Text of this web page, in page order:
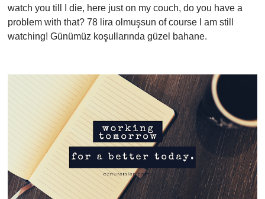
watch you till I die, here just on my couch, do you have a
problem with that? 78 lira olmuşsun of course I am still
watching! Günümüz koşullarında güzel bahane.